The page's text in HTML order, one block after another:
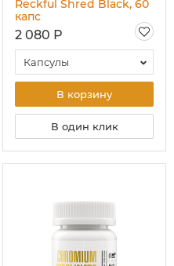
Reckful Shred Black, 60
капс
2 080 Р
Капсулы
В корзину
В один клик